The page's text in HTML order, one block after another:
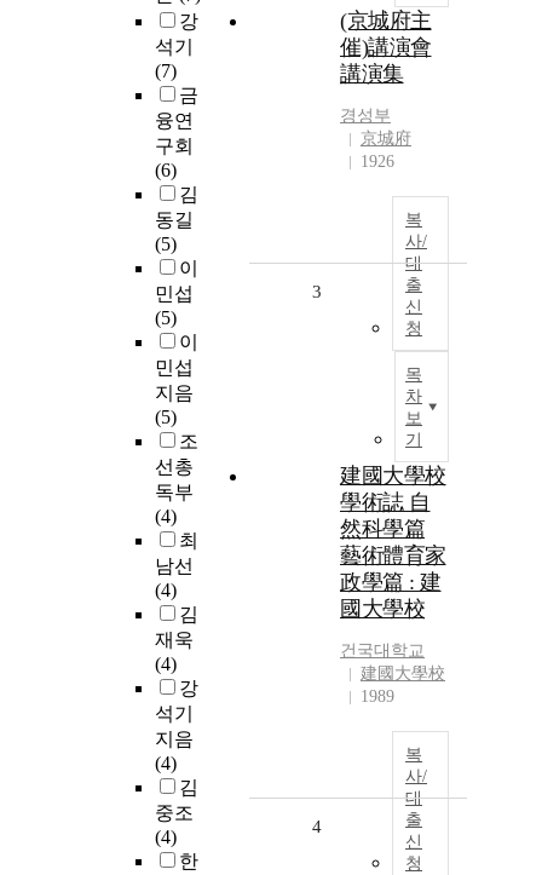
강
석기
(7)
금
융연
구회
(6)
김
동길
(5)
이
민섭
(5)
이
민섭
지음
(5)
조
선총
독부
(4)
최
남선
(4)
김
재욱
(4)
강
석기
지음
(4)
김
중조
(4)
한
(京城府主
催)講演會
講演集
경성부
京城府
1926
복
사/
대
출
신
청
목
차
보
기
3
建國大學校
學術誌 自
然科學篇
藝術體育家
政學篇 : 建
國大學校
건국대학교
建國大學校
1989
복
사/
대
출
신
청
4